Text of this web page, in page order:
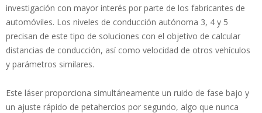
investigación con mayor interés por parte de los fabricantes de
automóviles. Los niveles de conducción autónoma 3, 4 y 5
precisan de este tipo de soluciones con el objetivo de calcular
distancias de conducción, así como velocidad de otros vehículos
y parámetros similares.
Este láser proporciona simultáneamente un ruido de fase bajo y
un ajuste rápido de petahercios por segundo, algo que nunca